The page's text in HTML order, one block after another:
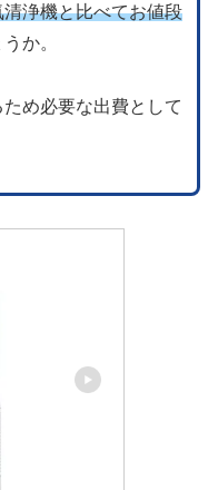
清浄機と比べてお値段
か。
め必要な出費として